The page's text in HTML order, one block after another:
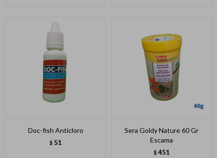
Doc-fish Anticloro
$ 51
Sera Goldy Nature 60 Gr
Escama
$ 451